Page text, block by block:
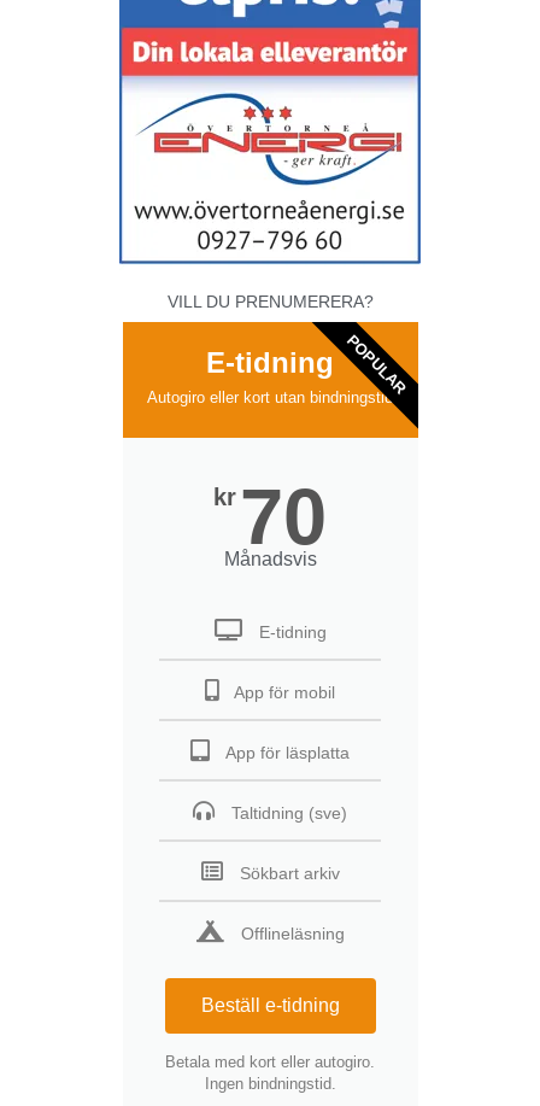
VILL DU PRENUMERERA?
E-tidning
Autogiro eller kort utan bindningstid
kr 70
Månadsvis
E-tidning
App för mobil
App för läsplatta
Taltidning (sve)
Sökbart arkiv
Offlineläsning
Beställ e-tidning
Betala med kort eller autogiro.
Ingen bindningstid.
POPULAR